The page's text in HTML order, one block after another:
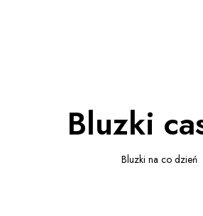
Bluzki
Bluzki na co dzień